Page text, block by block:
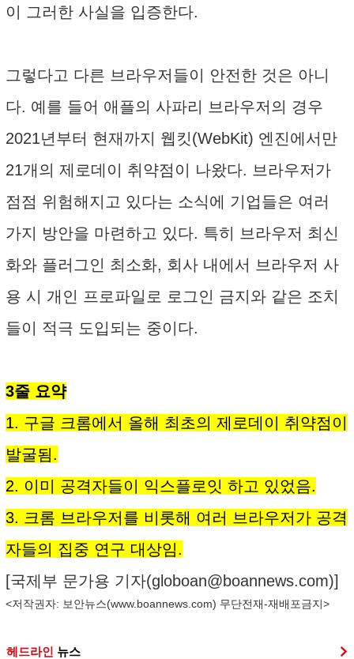
이 그러한 사실을 입증한다.
그렇다고 다른 브라우저들이 안전한 것은 아니
다. 예를 들어 애플의 사파리 브라우저의 경우
2021년부터 현재까지 웹킷(WebKit) 엔진에서만
21개의 제로데이 취약점이 나왔다. 브라우저가
점점 위험해지고 있다는 소식에 기업들은 여러
가지 방안을 마련하고 있다. 특히 브라우저 최신
화와 플러그인 최소화, 회사 내에서 브라우저 사
용 시 개인 프로파일로 로그인 금지와 같은 조치
들이 적극 도입되는 중이다.
3줄 요약
1. 구글 크롬에서 올해 최초의 제로데이 취약점이
발굴됨.
2. 이미 공격자들이 익스플로잇 하고 있었음.
3. 크롬 브라우저를 비롯해 여러 브라우저가 공격
자들의 집중 연구 대상임.
[국제부 문가용 기자(globoan@boannews.com)]
<저작권자: 보안뉴스(www.boannews.com) 무단전재-재배포금지>
헤드라인 뉴스